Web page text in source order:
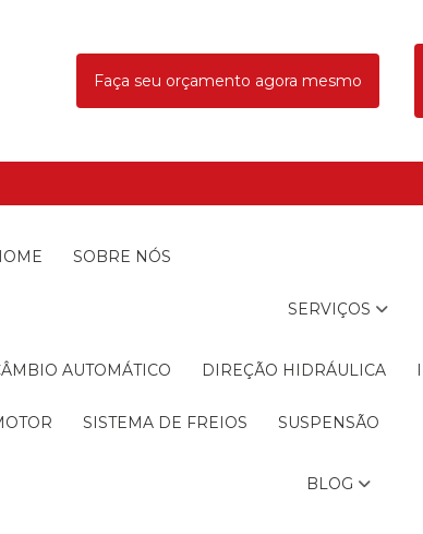
Faça seu orçamento agora mesmo
HOME SOBRE NÓS
SERVIÇOS
CÂMBIO AUTOMÁTICO DIREÇÃO HIDRÁULICA
MOTOR SISTEMA DE FREIOS SUSPENSÃO
BLOG